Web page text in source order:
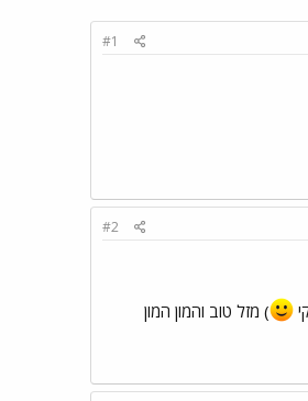
#1
#2
) מזל טוב והמון המון